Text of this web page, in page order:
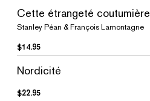
Cette étrangeté coutumière
Stanley Péan & François Lamontagne
$14.95
Nordicité
$22.95